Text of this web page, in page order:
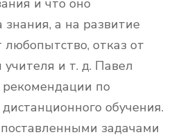
и что оно
а на развитие
отказ от
и т. д. Павел
по
обучения.
задачами